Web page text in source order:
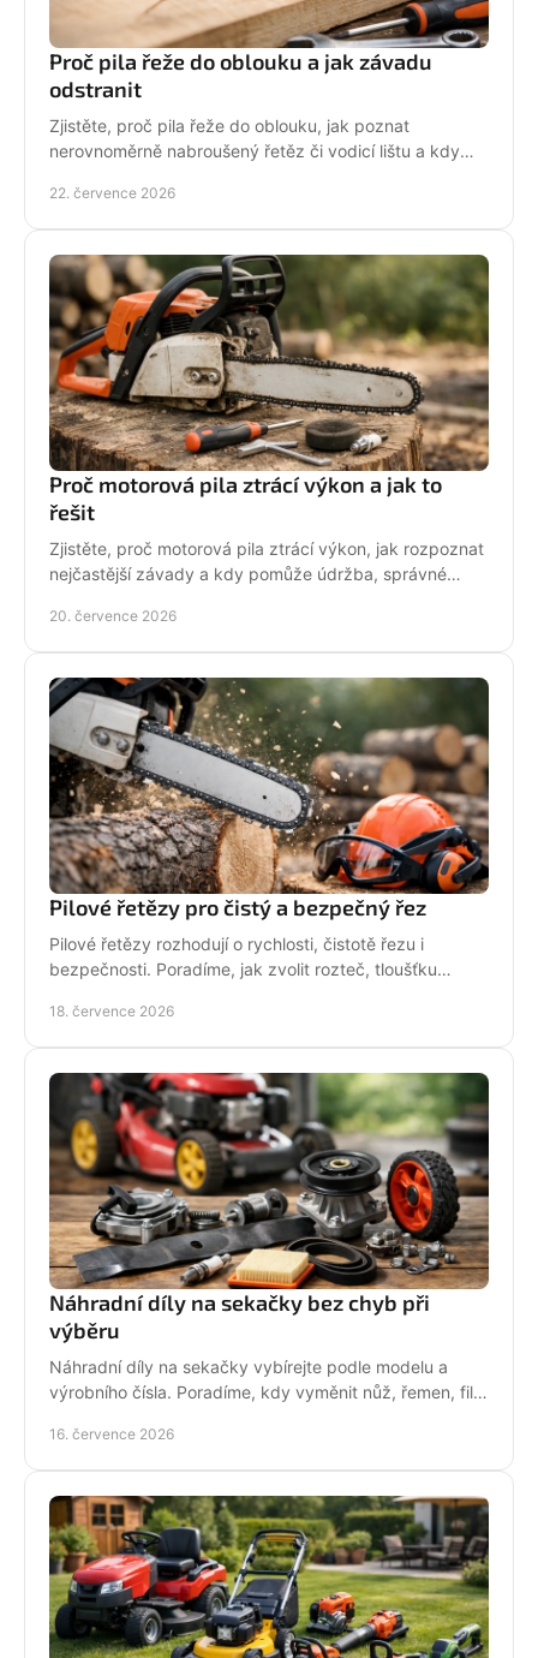
Proč pila řeže do oblouku a jak závadu
odstranit
Zjistěte, proč pila řeže do oblouku, jak poznat
nerovnoměrně nabroušený řetěz či vodicí lištu a kdy
22. července 2026
Proč motorová pila ztrácí výkon a jak to
řešit
Zjistěte, proč motorová pila ztrácí výkon, jak rozpoznat
nejčastější závady a kdy pomůže údržba, správné
20. července 2026
Pilové řetězy pro čistý a bezpečný řez
Pilové řetězy rozhodují o rychlosti, čistotě řezu i
bezpečnosti. Poradíme, jak zvolit rozteč, tloušťku
18. července 2026
Náhradní díly na sekačky bez chyb při
výběru
Náhradní díly na sekačky vybírejte podle modelu a
výrobního čísla. Poradíme, kdy vyměnit nůž, řemen, filtr
16. července 2026